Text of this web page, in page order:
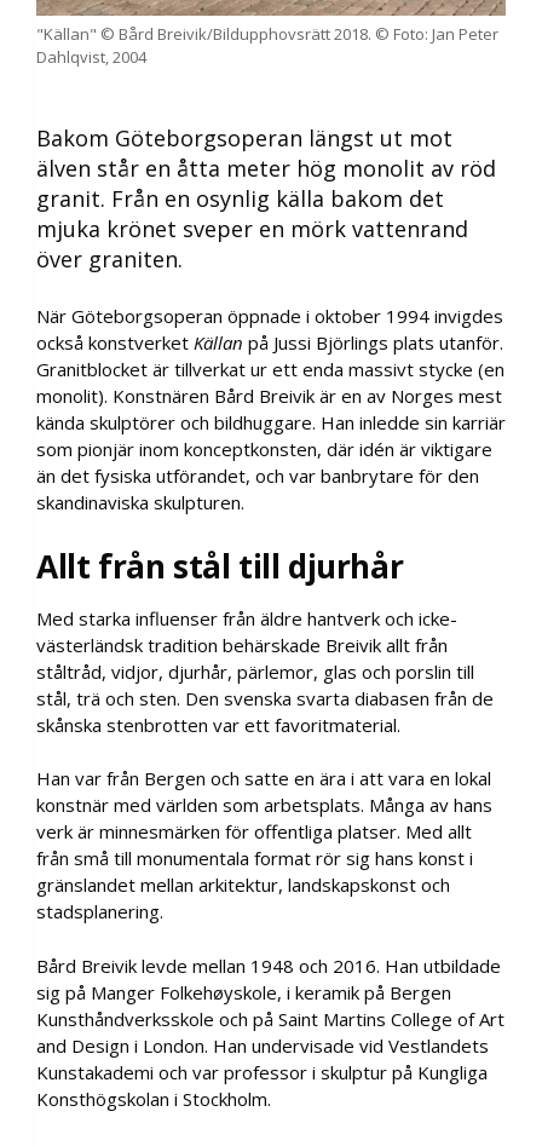
"Källan" © Bård Breivik/Bildupphovsrätt 2018. © Foto: Jan Peter
Dahlqvist, 2004
Bakom Göteborgsoperan längst ut mot
älven står en åtta meter hög monolit av röd
granit. Från en osynlig källa bakom det
mjuka krönet sveper en mörk vattenrand
över graniten.
När Göteborgsoperan öppnade i oktober 1994 invigdes
också konstverket Källan på Jussi Björlings plats utanför.
Granitblocket är tillverkat ur ett enda massivt stycke (en
monolit). Konstnären Bård Breivik är en av Norges mest
kända skulptörer och bildhuggare. Han inledde sin karriär
som pionjär inom konceptkonsten, där idén är viktigare
än det fysiska utförandet, och var banbrytare för den
skandinaviska skulpturen.
Allt från stål till djurhår
Med starka influenser från äldre hantverk och icke-
västerländsk tradition behärskade Breivik allt från
ståltråd, vidjor, djurhår, pärlemor, glas och porslin till
stål, trä och sten. Den svenska svarta diabasen från de
skånska stenbrotten var ett favoritmaterial.
Han var från Bergen och satte en ära i att vara en lokal
konstnär med världen som arbetsplats. Många av hans
verk är minnesmärken för offentliga platser. Med allt
från små till monumentala format rör sig hans konst i
gränslandet mellan arkitektur, landskapskonst och
stadsplanering.
Bård Breivik levde mellan 1948 och 2016. Han utbildade
sig på Manger Folkehøyskole, i keramik på Bergen
Kunsthåndverksskole och på Saint Martins College of Art
and Design i London. Han undervisade vid Vestlandets
Kunstakademi och var professor i skulptur på Kungliga
Konsthögskolan i Stockholm.